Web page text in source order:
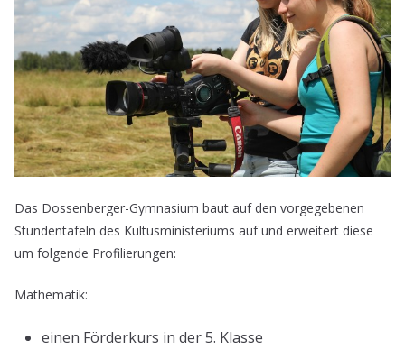
Das Dossenberger-Gymnasium baut auf den vorgegebenen
Stundentafeln des Kultusministeriums auf und erweitert diese
um folgende Profilierungen:
Mathematik:
einen Förderkurs in der 5. Klasse